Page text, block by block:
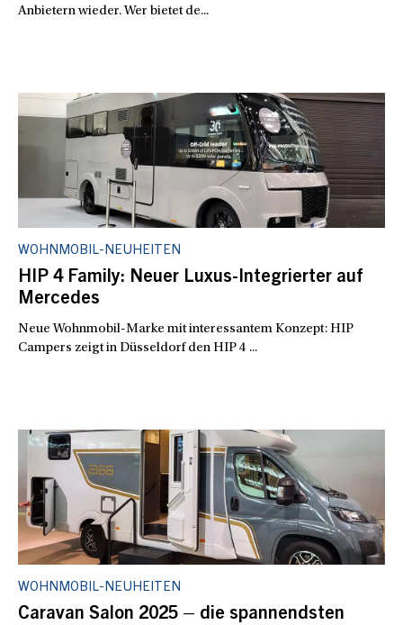
Anbietern wieder. Wer bietet de...
WOHNMOBIL-NEUHEITEN
HIP 4 Family: Neuer Luxus-Integrierter auf
Mercedes
Neue Wohnmobil-Marke mit interessantem Konzept: HIP
Campers zeigt in Düsseldorf den HIP 4 ...
WOHNMOBIL-NEUHEITEN
Caravan Salon 2025 – die spannendsten